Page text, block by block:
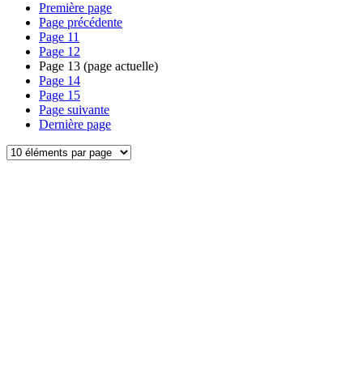
Première page
Page précédente
Page 11
Page 12
Page 13 (page actuelle)
Page 14
Page 15
Page suivante
Dernière page